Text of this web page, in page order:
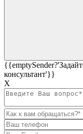
консультант'}}
Х